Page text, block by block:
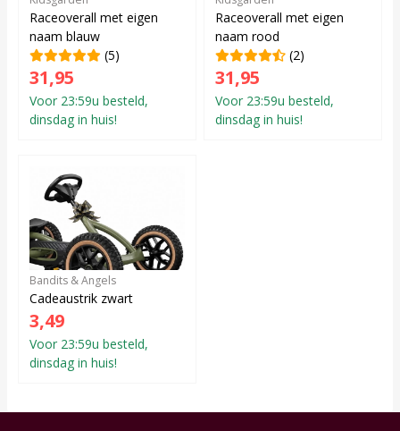
Raceoverall met eigen
naam blauw
(5)
31,95
Voor 23:59u besteld,
dinsdag in huis!
Raceoverall met eigen
naam rood
(2)
31,95
Voor 23:59u besteld,
dinsdag in huis!
Bandits & Angels
Cadeaustrik zwart
3,49
Voor 23:59u besteld,
dinsdag in huis!